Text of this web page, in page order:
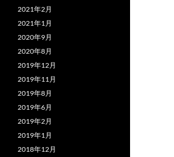
2021年2月
2021年1月
2020年9月
2020年8月
2019年12月
2019年11月
2019年8月
2019年6月
2019年2月
2019年1月
2018年12月